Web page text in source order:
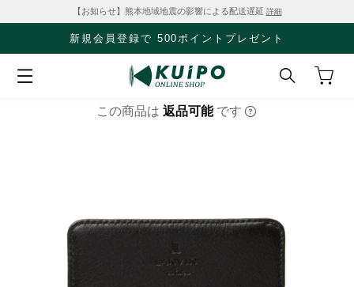
【お知らせ】熊本地域地震の影響による配送遅延 詳細
新規会員登録で 500ポイントプレゼント
この商品は 返品可能 です